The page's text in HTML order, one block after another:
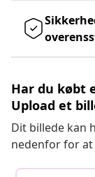
Har du købt
Upload et
Dit billede kan
nedenfor for